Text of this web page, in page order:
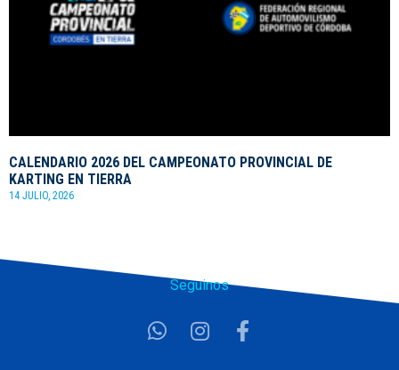
CALENDARIO 2026 DEL CAMPEONATO PROVINCIAL DE
KARTING EN TIERRA
14 JULIO, 2026
Seguinos